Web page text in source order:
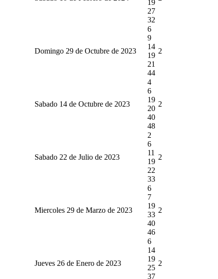
19
27
32
Domingo 29 de Octubre de 2023
6
9
14
19
21
44
2
Sabado 14 de Octubre de 2023
4
6
19
20
40
48
2
Sabado 22 de Julio de 2023
2
6
11
19
22
33
2
Miercoles 29 de Marzo de 2023
6
7
19
33
40
46
2
Jueves 26 de Enero de 2023
6
14
19
25
37
2